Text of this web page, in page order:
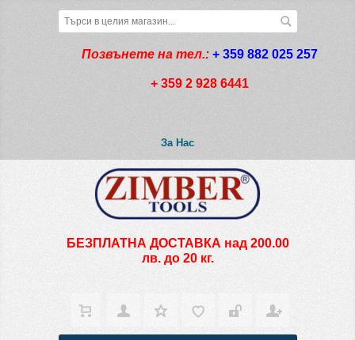
Позвънете на тел.: + 359 882 025 257
+ 359 2 928 6441
За Нас
БЕЗПЛАТНА ДОСТАВКА над 200.00
лв. до 20 кг.